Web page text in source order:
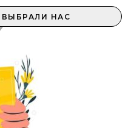
НАС